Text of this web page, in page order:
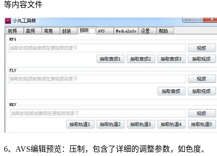
等内容文件
6、AVS编辑预览：压制，包含了详细的调整参数，如色度、